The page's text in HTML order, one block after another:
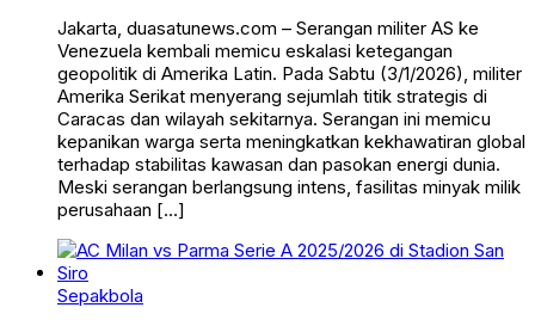
Jakarta, duasatunews.com – Serangan militer AS ke
Venezuela kembali memicu eskalasi ketegangan
geopolitik di Amerika Latin. Pada Sabtu (3/1/2026), militer
Amerika Serikat menyerang sejumlah titik strategis di
Caracas dan wilayah sekitarnya. Serangan ini memicu
kepanikan warga serta meningkatkan kekhawatiran global
terhadap stabilitas kawasan dan pasokan energi dunia.
Meski serangan berlangsung intens, fasilitas minyak milik
perusahaan […]
Sepakbola